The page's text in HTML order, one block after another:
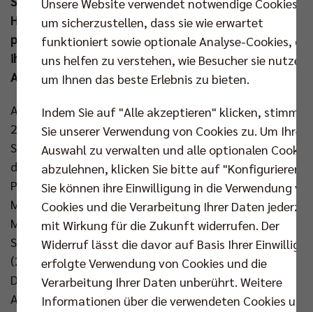
Hauptstädter stehen den kampfstarken SWD
powervolleys Düren gegenüber und möchten mit
ihren mitgereisten Fans im Rücken „Gemeinsam zur
Acht“.
Am Sonntag wird der erste große Titel der Spielzeit
2024/25 vergeben! Nachdem die BR Volleys zu
Saisonbeginn den Ligacup mit nach Berlin nehmen
durften, haben sie nun das Ziel, auch die
Pokaltrophäe zu behalten. Zum insgesamt sechsten
Mal schlägt man in der SAP Arena auf, zum dritten
Mal in fünf Jahren heißt der Gegner im Pokalfinale
SWD powervolleys Düren. Aus früheren Finalduellen
(2020 und 2023) ist mit Michael Andrei nur noch ein
Dürener verblieben. Dazu kann Coach Christophe
Achten Finalerfahrung vorweisen. 2021 stand der
um sicherzustellen, dass sie wie erwartet
funktioniert sowie optionale Analyse-Cookies, die
uns helfen zu verstehen, wie Besucher sie nutzen,
um Ihnen das beste Erlebnis zu bieten.
Indem Sie auf "Alle akzeptieren" klicken, stimmen
Sie unserer Verwendung von Cookies zu. Um Ihre
Auswahl zu verwalten und alle optionalen Cookies
abzulehnen, klicken Sie bitte auf "Konfigurieren".
Sie können ihre Einwilligung in die Verwendung
Cookies und die Verarbeitung Ihrer Daten
mit Wirkung für die Zukunft widerrufen. Der
Widerruf lässt die davor auf Basis Ihrer
erfolgte Verwendung von Cookies und die
Verarbeitung Ihrer Daten unberührt. Weitere
Informationen über die verwendeten Cookies und